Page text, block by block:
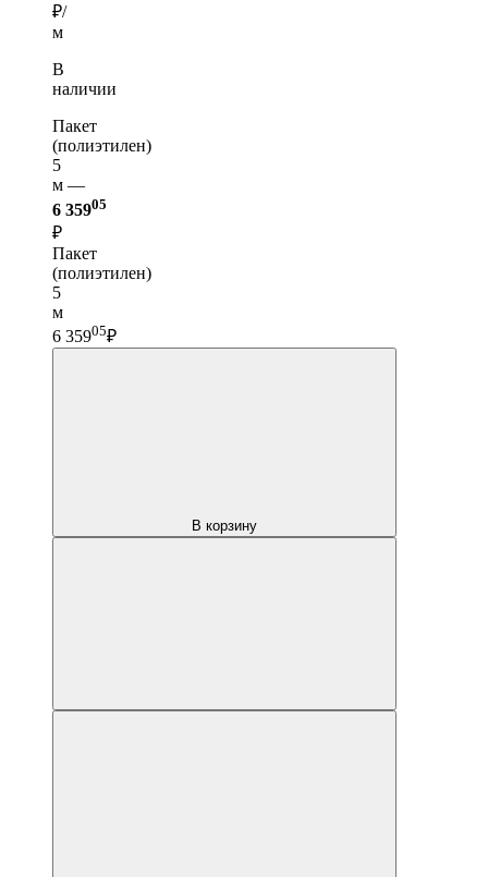
₽/
м
В
наличии
Пакет
(полиэтилен)
5
м —
6 35905
₽
Пакет
(полиэтилен)
5
м
6 35905₽
В корзину